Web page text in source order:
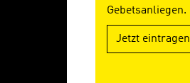
Gebetsanliegen.
Jetzt eintragen